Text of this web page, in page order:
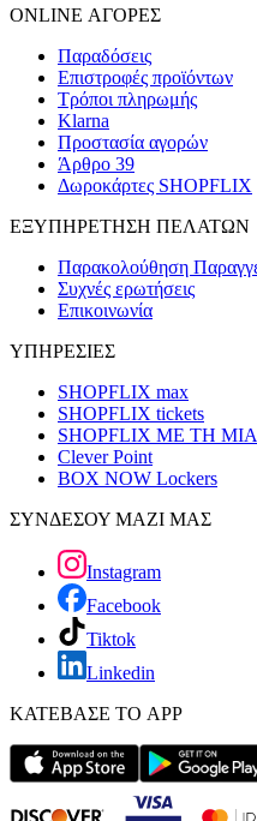
ONLINE ΑΓΟΡΕΣ
Παραδόσεις
Επιστροφές προϊόντων
Τρόποι πληρωμής
Klarna
Προστασία αγορών
Άρθρο 39
Δωροκάρτες SHOPFLIX
ΕΞΥΠΗΡΕΤΗΣΗ ΠΕΛΑΤΩΝ
Παρακολούθηση
Συχνές ερωτήσεις
Επικοινωνία
ΥΠΗΡΕΣΙΕΣ
SHOPFLIX max
SHOPFLIX tickets
SHOPFLIX ΜΕ ΤΗ ΜΙΑ
Clever Point
BOX NOW Lockers
ΣΥΝΔΕΣΟΥ ΜΑΖΙ ΜΑΣ
Instagram
Facebook
Tiktok
Linkedin
ΚΑΤΕΒΑΣΕ ΤΟ APP